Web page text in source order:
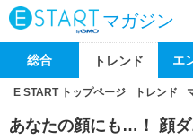
マガジン
総合 トレンド エ
E START トップページ トレンド
あなたの顔にも…！ 顔ダ